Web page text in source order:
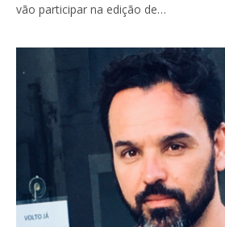
vão participar na edição de…